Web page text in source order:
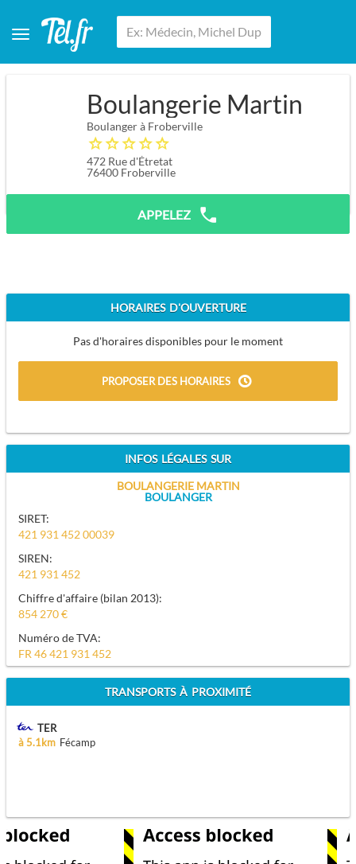
Boulangerie Martin
Boulanger à Froberville
472 Rue d'Étretat
76400 Froberville
APPELEZ
HORAIRES D'OUVERTURE
Pas d'horaires disponibles pour le moment
PROPOSER DES HORAIRES
INFOS LÉGALES SUR
BOULANGERIE MARTIN
BOULANGER
SIRET:
421 931 452 00039
SIREN:
421 931 452
Chiffre d'affaire (bilan 2013):
854 270 €
Numéro de TVA:
FR 46 421 931 452
TRANSPORTS À PROXIMITÉ
TER
à 5.1km Fécamp